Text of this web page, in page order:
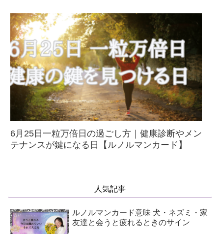
6月25日一粒万倍日の過ごし方｜健康診断やメン
テナンスが鍵になる日【ルノルマンカード】
人気記事
ルノルマンカード意味 犬・ネズミ・家
友達と会うと疲れるときのサイン